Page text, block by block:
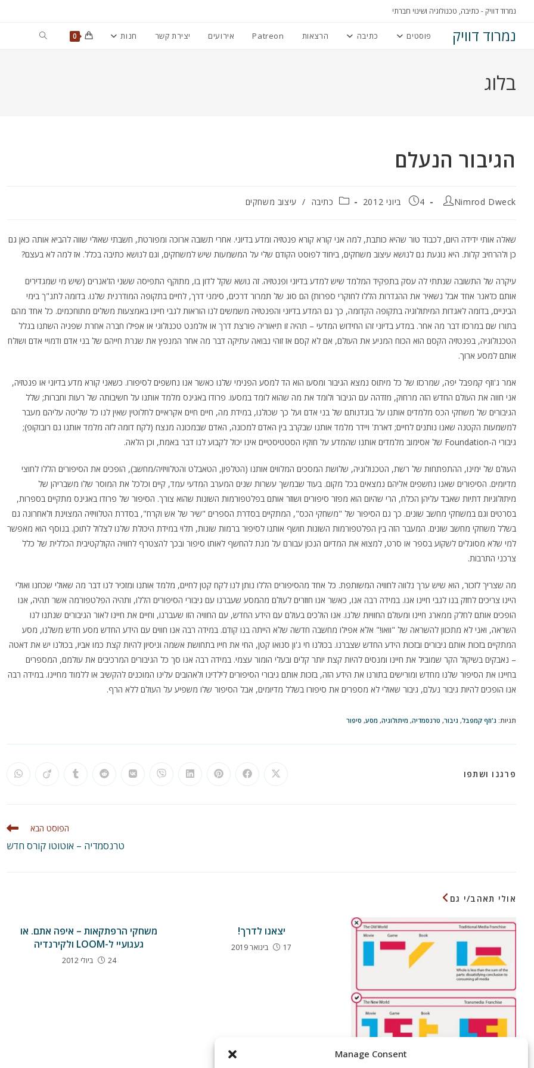
Manage Consent
to
content
נמרוד דוויק - כתיבה, טכנולוגיה ושינוי חברתי
נמרוד דוויק פוסטים כתיבה הרצאות Patreon אירועים יצירת קשר חנות 0
Toggle
בלוג
הגיבור הנעלם
מחבר:
Nimrod Dweck פורסם: 4 ביוני 2012 קטגוריה:
כתיבה / עיצוב משחקים
שאלה אותי ידידה היום, לכבוד טור שהיא כותבת, למה אני קורא קורא פנטזיה ומדע בדיוני. אחרי תשובה ארוכה ומפורטת, חשבתי שאולי שווה להביא אותה כאן גם
כן ולהרחיב קלות. היא נוגעת גם לנושא עיצוב משחקים, ביחוד לפוסט הקודם שלי על המשמעות שיש למשחקים, וגם לנושא כתיבה בכלל. אז למה לא בעצם?
עיקרה של התשובה שנתתי לה עסק בתפקיד המלמד שיש למדע בדיוני ופנטזיה. זה נושא שקל לדון בו, מתוקף התפיסה ששני הז'אנרים (שיש מי שמגדירים
אותם כז'אנר אחד אבל נשאיר את ההגדרות הללו לחוקרי ספרות) הם סוג של תמרור דרכים, סימני דרך, לחיים בתקופה המודרנית שלנו. בדומה לתנ"ך בימי
הביניים, בדומה לאגדות המיתולוגיה בתקופה הקדומה, כך גם המדע בדיוני והפנטזיה משמשים לנו הוראות לגבי חיינו באמצעות משלים מתוחכמים. כל אחד מהם
בתורו שם במרכזו דבר מה אחר. במדע בדיוני זהו החידוש המדעי – תהיה זו תיאוריה פורצת דרך או אלמנט טכנולוגי או אפילו חברה אחרת שפניה השתנו בגלל
הטכנולוגיה, בפנטזיה הקסם הוא הכוח המניע את העולם, אם לא קסם אז זוהי נבואה עתיקה דבר מה אחר המנפץ את שגרת חייהם של בני אדם ודמויי אדם ושולח
אותם למסע ארוך.
אמר ג'וזף קמפבל יפה, שמרכזו של כל מיתוס נמצא הגיבור ומסעו הוא הד למסע הפנימי שלנו כאשר אנו נחשפים לסיפורו. כשאני קורא מדע בדיוני או פנטזיה,
אני חווה את העולם החדש הזה מרחוק, מזדהה עם הגיבור ולומד את מה שהוא לומד במסעו. פרודו באגינס מלמד אותנו על חשיבותה של רעות וחברות; שלל
הגיבורים של משחקי הכס מלמדים אותנו על בוגדנותם של בני אדם ועל כך שכולנו, במידת מה, חיים חיים אקראיים לחלוטין שאין לנו כל שליטה עליהם מעבר
למשמעות הקטנה שאנו נותנים לחיים; דארת' ויידר מלמד אותנו שבקרב בין האדם למכונה, האדם שבמכונה מנצח (לקח דומה לזה מלמד אותנו גם רובוקופ);
גיבורי ה-Foundation של אסימוב מלמדים אותנו שהמדע על חוקיו הסטטיסטיים אינו יכול לקבוע לנו דבר באמת, וכן הלאה.
העולם של ימינו, ההתפתחות של רשת, הטכנולוגיה, שלושת המסכים המלווים אותנו (הטלפון, הטאבלט והטלוויזיה/מחשב), הופכים את הסיפורים הללו לחוצי
מדיומים. הסיפורים שאנו נחשפים אליהם נמצאים בכל מקום. בעוד שבמשך עשרות שנים המערב המדעי עמד, קיים וכלכל את המוסר שלו משבריהן של
מיתולוגיות דתיות שאבד עליהן הכלח, הרי שהיום הוא מפזר סיפורים ושוזר אותם בפלטפורמות השונות שהוא צורך. הסיפור של פרודו באגינס מתקיים בספרות,
בסרטים וגם במשחקי מחשב שונים. כך גם הסיפור של "משחקי הכס", המתקיים בסדרת הספרים "שיר של אש וקרח", בסדרת הטלוויזיה המצוינת ולאחרונה גם
בשלל משחקי מחשב שונים. המעבר הזה בין הפלטפורמות השונות חושף אותנו לסיפור ברמות שונות, תלוי במידת היכולת שלנו לצלול לתוכן. בנוסף הוא מאפשר
למי שלא מסוגלים לשקוע בספר או סרט, למצוא את המדיום הנכון עבורם על מנת להחשף לאותו סיפור ובכך להצטרף לחוויה הקולקטיבית הכללית של כלל
צרכני התרבות.
מה שצריך לזכור, הוא שיש ערך נלווה לחוויה המשותפת. כל אחד מהסיפורים הללו נותן לנו לקח קטן לחיים, מלמד אותנו ומזכיר לנו דבר מה שאולי שכחנו ואולי
היינו צריכים לחזק בנו לגבי חיינו אנו. במידה רבה אנו, כאשר אנו חוזרים לעולם מהמסע שעברנו עם גיבורי הסיפורים הללו, ותהיה הפלטפורמה אשר תהיה, אנו
הופכים אותם לחלק ממארג חיינו ומעולם החוויות שלנו. אנו הולכים בעולם עם הידע החדש, עם החוויה הזו שעברנו, וחיים את חיינו לאור הגיבורים שנתנו לנו
השראה, ואני לא מתכוון להשראה של "וואו!" אלא אפילו מחשבה חדשה שלא הייתה בנו קודם. במידה רבה אנו חווים עם הידע החדש מסע חדש משלנו, מסע
המתקיים בזכות אותם גיבורים ובזכות הידע החדש שצברנו. בכולנו חי ג'ון סנואו קטן, החי את חייו בתחושת אשמה וניסיון להיות קצת כמו אביו, בכולנו יש את דאטה
– נאבקים בשיקול הקר שמוביל את חיינו ומנסים להיות קצת יותר קלים ובעלי הומור עצמי. במידה רבה אנו סך כל הגיבורים המרכיבים את עולמם, המספרים
בחיינו את הסיפור שלנו מחדש ומורישים בתורנו את הידע הזה, בזכות אותם גיבורי הסיפורים לילדינו ולאהובים עלינו המוכנים להקשיב או ללמוד מחיינו. במידה רבה
אנו הופכים להיות גיבור נעלם, גיבור שאולי לא מספרים את סיפורו בשלל מדיומים, אבל הסיפור שלו משפיע על העולם ללא הרף.
תגיות: ג'וזף קמפבל, גיבור, טרנסמדיה, מיתולוגיה, מסע, סיפור
פרגנו ושתפו Opens
in
new
Opens
in
new
Opens
in
new
Opens
in
new
Opens
in
new
Opens
in
new
Opens
in
new
Opens
in
new
Opens
in
new
in
new
הפוסט הבא
טרנסמדיה – אוטוטו קורס חדש
אולי תאהב/י גם
משחקי הרפתקאות – איפה אתם. או
געגועיי ל-LOOM ולקירנדיה
24 ביולי 2012
יצאנו לדרך!
17 בינואר 2019